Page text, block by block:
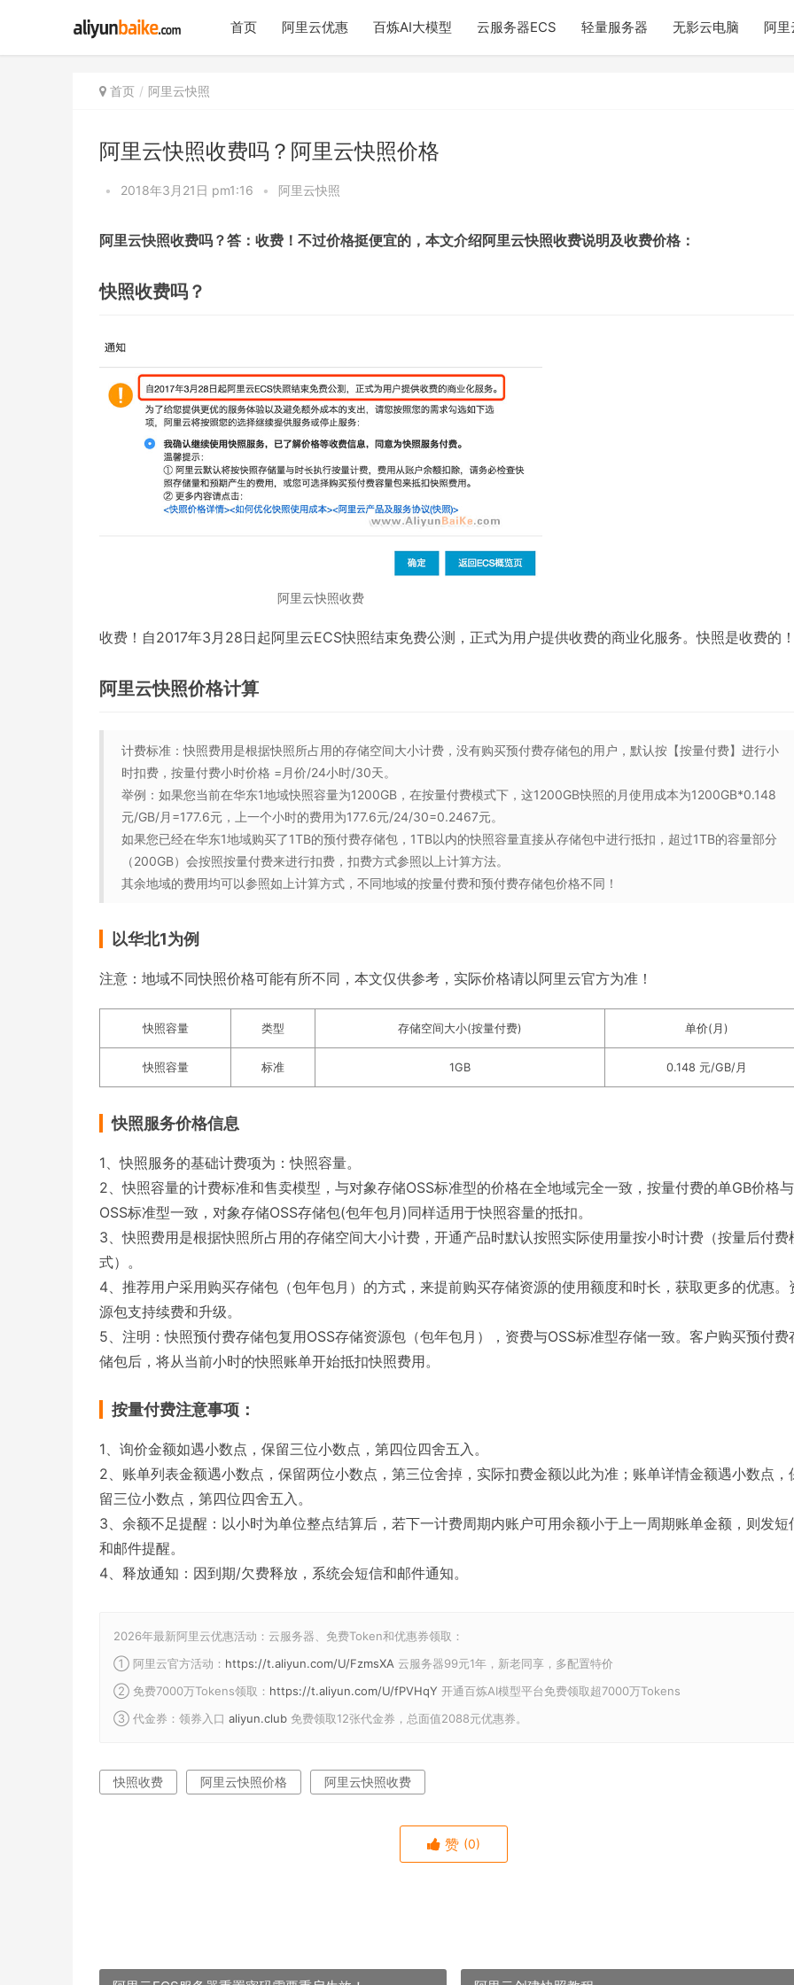
首页 阿里云优惠 百炼AI大模型 云服务器ECS 轻量服务器 无影云电脑 阿里
首页 阿里云快照
阿里云快照收费吗？阿里云快照价格
• 2018年3月21日 pm1:16 • 阿里云快照
阿里云快照收费吗？答：收费！不过价格挺便宜的，本文介绍阿里云快照收费说明及收费价格：
快照收费吗？
阿里云快照收费
收费！自2017年3月28日起阿里云ECS快照结束免费公测，正式为用户提供收费的商业化服务。快照是收费的！
阿里云快照价格计算
计费标准：快照费用是根据快照所占用的存储空间大小计费，没有购买预付费存储包的用户，默认按【按量付费】进行小
时扣费，按量付费小时价格 =月价/24小时/30天。
举例：如果您当前在华东1地域快照容量为1200GB，在按量付费模式下，这1200GB快照的月使用成本为1200GB*0.148
元/GB/月=177.6元，上一个小时的费用为177.6元/24/30=0.2467元。
如果您已经在华东1地域购买了1TB的预付费存储包，1TB以内的快照容量直接从存储包中进行抵扣，超过1TB的容量部分
（200GB）会按照按量付费来进行扣费，扣费方式参照以上计算方法。
其余地域的费用均可以参照如上计算方式，不同地域的按量付费和预付费存储包价格不同！
以华北1为例
注意：地域不同快照价格可能有所不同，本文仅供参考，实际价格请以阿里云官方为准！
快照容量 类型 存储空间大小(按量付费) 单价(月)
快照容量 标准 1GB 0.148 元/GB/月
快照服务价格信息
1、快照服务的基础计费项为：快照容量。
2、快照容量的计费标准和售卖模型，与对象存储OSS标准型的价格在全地域完全一致，按量付费的单GB价格与
OSS标准型一致，对象存储OSS存储包(包年包月)同样适用于快照容量的抵扣。
3、快照费用是根据快照所占用的存储空间大小计费，开通产品时默认按照实际使用量按小时计费（按量后付费
式）。
4、推荐用户采用购买存储包（包年包月）的方式，来提前购买存储资源的使用额度和时长，获取更多的优惠。
源包支持续费和升级。
5、注明：快照预付费存储包复用OSS存储资源包（包年包月），资费与OSS标准型存储一致。客户购买预付费
储包后，将从当前小时的快照账单开始抵扣快照费用。
按量付费注意事项：
1、询价金额如遇小数点，保留三位小数点，第四位四舍五入。
2、账单列表金额遇小数点，保留两位小数点，第三位舍掉，实际扣费金额以此为准；账单详情金额遇小数点，
留三位小数点，第四位四舍五入。
3、余额不足提醒：以小时为单位整点结算后，若下一计费周期内账户可用余额小于上一周期账单金额，则发短
和邮件提醒。
4、释放通知：因到期/欠费释放，系统会短信和邮件通知。
2026年最新阿里云优惠活动：云服务器、免费Token和优惠券领取：
① 阿里云官方活动： https://t.aliyun.com/U/FzmsXA 云服务器99元1年，新老同享，多配置特价
② 免费7000万Tokens领取： https://t.aliyun.com/U/fPVHqY 开通百炼AI模型平台免费领取超7000万Tokens
③ 代金券：领券入口 aliyun.club 免费领取12张代金券，总面值2088元优惠券。
快照收费 阿里云快照价格 阿里云快照收费
赞 (0)